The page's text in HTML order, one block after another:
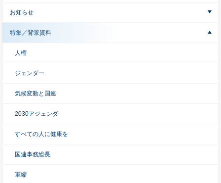
お知らせ
特集／背景資料
人権
ジェンダー
気候変動と国連
2030アジェンダ
すべての人に健康を
国連事務総長
軍縮